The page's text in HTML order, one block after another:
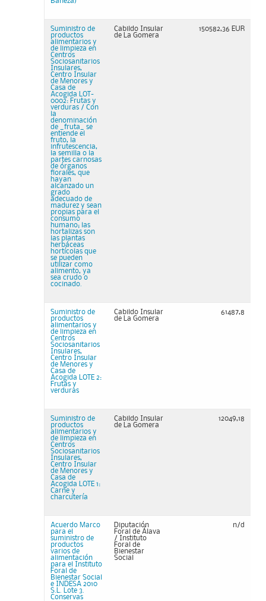
Suministro de
productos
alimentarios y
de limpieza en
Centros
Sociosanitarios
Insulares,
Centro Insular
de Menores y
Casa de
Acogida LOT-
0002: Frutas y
verduras / Con
la
denominación
de _fruta_ se
entiende el
fruto, la
infrutescencia,
la semilla o la
partes carnosas
de órganos
florales, que
hayan
alcanzado un
grado
adecuado de
madurez y sean
propias para el
consumo
humano; las
hortalizas son
las plantas
herbáceas
hortícolas que
se pueden
utilizar como
alimento, ya
sea crudo o
cocinado.
Cabildo Insular
de La Gomera
150582,36 EUR
Suministro de
productos
alimentarios y
de limpieza en
Centros
Sociosanitarios
Insulares,
Centro Insular
de Menores y
Casa de
Acogida LOTE 2:
Frutas y
verduras
Cabildo Insular
de La Gomera
61487,8
Suministro de
productos
alimentarios y
de limpieza en
Centros
Sociosanitarios
Insulares,
Centro Insular
de Menores y
Casa de
Acogida LOTE 1:
Carne y
charcutería
Cabildo Insular
de La Gomera
12049,18
Acuerdo Marco
para el
suministro de
productos
varios de
alimentación
para el Instituto
Foral de
Bienestar Social
e INDESA 2010
S.L. Lote 3.
Conservas
Diputación
Foral de Álava
/ Instituto
Foral de
Bienestar
Social
n/d